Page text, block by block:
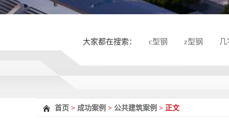
大家都在搜索： c型钢 z型钢 几
首页 > 成功案例 > 公共建筑案例 > 正文